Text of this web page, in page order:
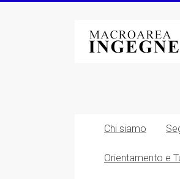
di
degli
Chi siamo
Orientamento e